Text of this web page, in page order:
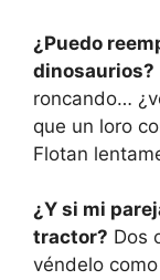
¿Puedo
dinosaurios?
roncando…
que un loro
Flotan
¿Y si mi
tractor? Dos
véndelo